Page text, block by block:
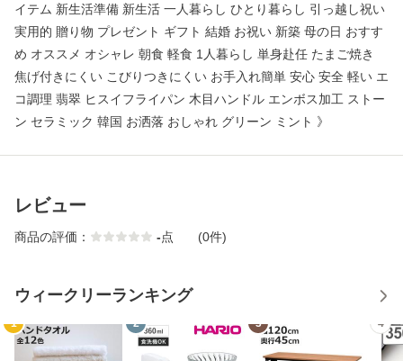
イテム 新生活準備 新生活 一人暮らし ひとり暮らし 引っ越し祝い
実用的 贈り物 プレゼント ギフト 結婚 お祝い 新築 母の日 おすす
め オススメ オシャレ 朝食 軽食 1人暮らし 単身赴任 たまご焼き
焦げ付きにくい こびりつきにくい お手入れ簡単 安心 安全 軽い エ
コ調理 翡翠 ヒスイフライパン 木目ハンドル エンボス加工 ストー
ン セラミック 韓国 お洒落 おしゃれ グリーン ミント 》
レビュー
商品の評価： -点 (0件)
ウィークリーランキング
1 2 3 4